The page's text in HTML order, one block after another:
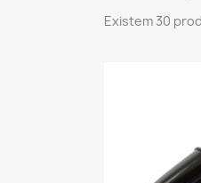
Existem 30